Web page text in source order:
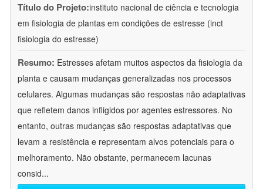
Título do Projeto:instituto nacional de ciência e tecnologia
em fisiologia de plantas em condições de estresse (inct
fisiologia do estresse)
Resumo: Estresses afetam muitos aspectos da fisiologia da
planta e causam mudanças generalizadas nos processos
celulares. Algumas mudanças são respostas não adaptativas
que refletem danos infligidos por agentes estressores. No
entanto, outras mudanças são respostas adaptativas que
levam a resistência e representam alvos potenciais para o
melhoramento. Não obstante, permanecem lacunas
consid...